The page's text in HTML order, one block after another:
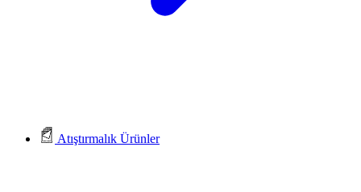
Atıştırmalık Ürünler